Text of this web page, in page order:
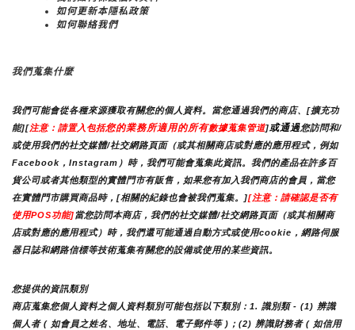
如何更新本隱私政策
如何聯絡我們
我們蒐集什麼
我們可能會從各種來源獲取有關您的個人資料。當您通過我們的商店、[擴充功
能][注意：請置入包括您的業務所適用的所有數據蒐集管道]或通過您訪問和/
或使用我們的社交媒體/社交網路頁面（或其相關商店或對應的應用程式，例如
Facebook，Instagram）時，我們可能會蒐集此資訊。我們的產品在許多百
貨公司或者其他類型的實體門市有販售，如果您有加入我們商店的會員，當您
在實體門市購買商品時，[相關的紀錄也會被我們蒐集。][注意：請確認是否有
使用POS功能]當您訪問本商店，我們的社交媒體/社交網路頁面（或其相關商
店或對應的應用程式）時，我們還可能通過自動方式或使用cookie，網路伺服
器日誌和網路信標等技術蒐集有關您的設備或使用的某些資訊。
您提供的資訊類別
商店蒐集您個人資料之個人資料類別可能包括以下類別：1. 識別類 - (1) 辨識
個人者 ( 如會員之姓名、地址、電話、電子郵件等 )；(2) 辨識財務者 ( 如信用